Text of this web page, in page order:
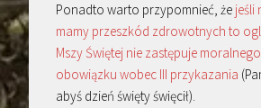
Ponadto warto przypomnieć, że jeśli
mamy przeszkód zdrowotnych to
Mszy Świętej nie zastępuje moralnego
obowiązku wobec III przykazania
abyś dzień święty święcił).